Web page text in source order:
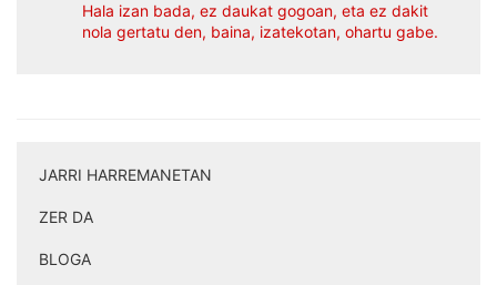
Hala izan bada, ez daukat gogoan, eta ez dakit
nola gertatu den, baina, izatekotan, ohartu gabe.
JARRI HARREMANETAN
ZER DA
BLOGA